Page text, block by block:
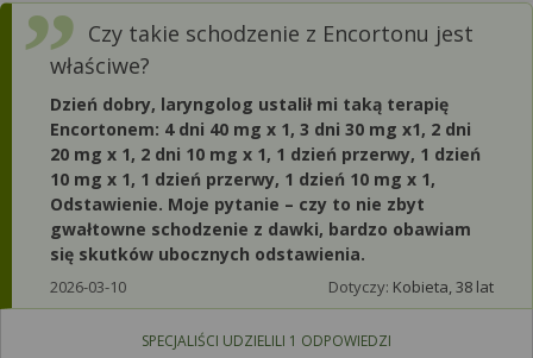
Czy takie schodzenie z Encortonu jest
właściwe?
Dzień dobry, laryngolog ustalił mi taką terapię
Encortonem: 4 dni 40 mg x 1, 3 dni 30 mg x1, 2 dni
20 mg x 1, 2 dni 10 mg x 1, 1 dzień przerwy, 1 dzień
10 mg x 1, 1 dzień przerwy, 1 dzień 10 mg x 1,
Odstawienie. Moje pytanie – czy to nie zbyt
gwałtowne schodzenie z dawki, bardzo obawiam
się skutków ubocznych odstawienia.
2026-03-10 Dotyczy: Kobieta, 38 lat
SPECJALIŚCI UDZIELILI 1 ODPOWIEDZI